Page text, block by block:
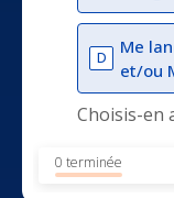
D
Me
et/ou
Choisis-en
0 terminée